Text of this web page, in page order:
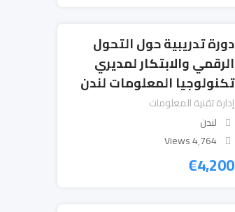
دورة تدريبية حول التحول
الرقمي والابتكار لمديري
تكنولوجيا المعلومات لندن
إدارة تقنية المعلومات
لندن
4٬764 Views
€4,200